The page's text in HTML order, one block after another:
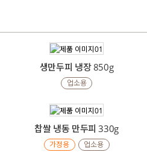
생만두피 냉장 850g
업소용
찹쌀 냉동 만두피 330g
가정용 업소용